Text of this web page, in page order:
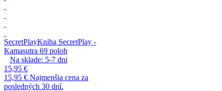
SecretPlayKniha SecretPlay -
Kamasutra 69 poloh
Na sklade: 5-7 dni
15,95 €
15,95 € Najmenšia cena za
posledných 30 dní.